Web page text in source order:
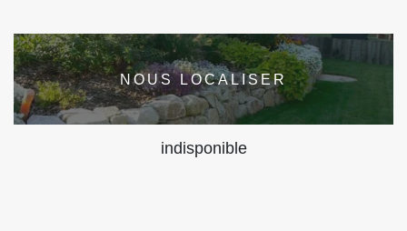
NOUS LOCALISER
indisponible